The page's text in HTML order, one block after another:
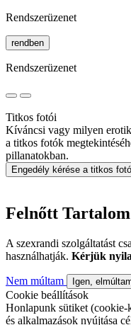
Rendszerüzenet
rendben
Rendszerüzenet
Titkos fotói
Kíváncsi vagy milyen
a titkos fotók
pillanatokban.
Engedély kérése a titkos
Felnőtt Tartalom
A szexrandi szolgáltatást
használhatják. Kérjük
Nem múltam Igen,
Cookie beállítások
Honlapunk sütiket (cookie-
és alkalmazások nyújtása